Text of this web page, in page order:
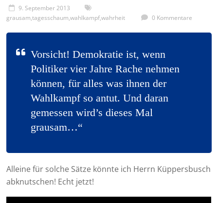
9. September 2013
grausam,tagesschaum,wahlkampf,wahrheit 0 Kommentare
Vorsicht! Demokratie ist, wenn
Politiker vier Jahre Rache nehmen
können, für alles was ihnen der
Wahlkampf so antut. Und daran
gemessen wird’s dieses Mal
grausam…“
Alleine für solche Sätze könnte ich Herrn Küppersbusch
abknutschen! Echt jetzt!